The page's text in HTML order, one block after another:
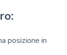
posizione in